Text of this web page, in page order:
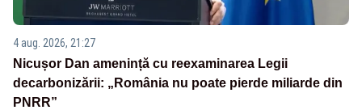
4 aug. 2026, 21:27
Nicușor Dan amenință cu reexaminarea Legii
decarbonizării: „România nu poate pierde miliarde din
PNRR”